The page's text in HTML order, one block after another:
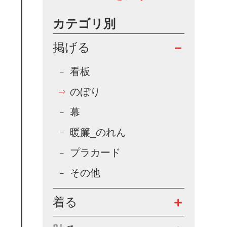
カテゴリ別
掲げる
看板
のぼり
幕
暖簾_のれん
プラカード
その他
着る